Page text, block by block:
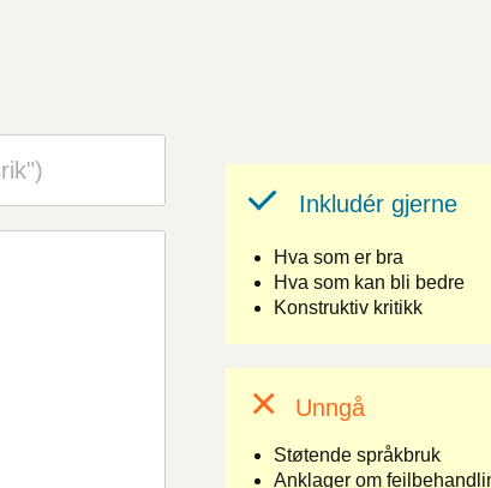
Inkludér gjerne
Hva som er bra
Hva som kan bli bedre
Konstruktiv kritikk
Unngå
Støtende språkbruk
Anklager om